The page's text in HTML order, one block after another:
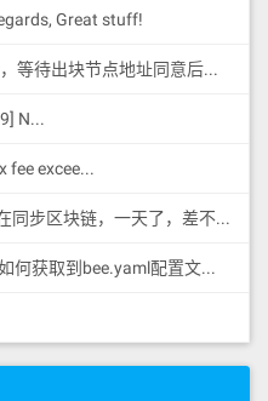
Great stuff!
surou: 需要先执行提案合约申请，等待出块节点地址同意后，才会进...
N...
fee excee...
Peng: 楼主安装成功了吗？我正在同步区块链，一天了，差不多才同...
何获取到bee.yaml配置文...